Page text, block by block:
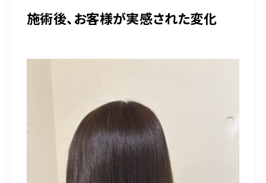
施術後、お客様が実感された変化